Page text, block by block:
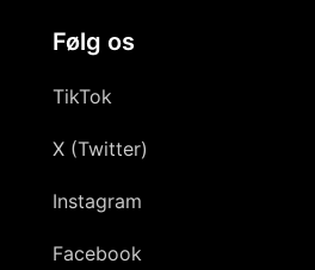
Følg os
TikTok
X (Twitter)
Instagram
Facebook